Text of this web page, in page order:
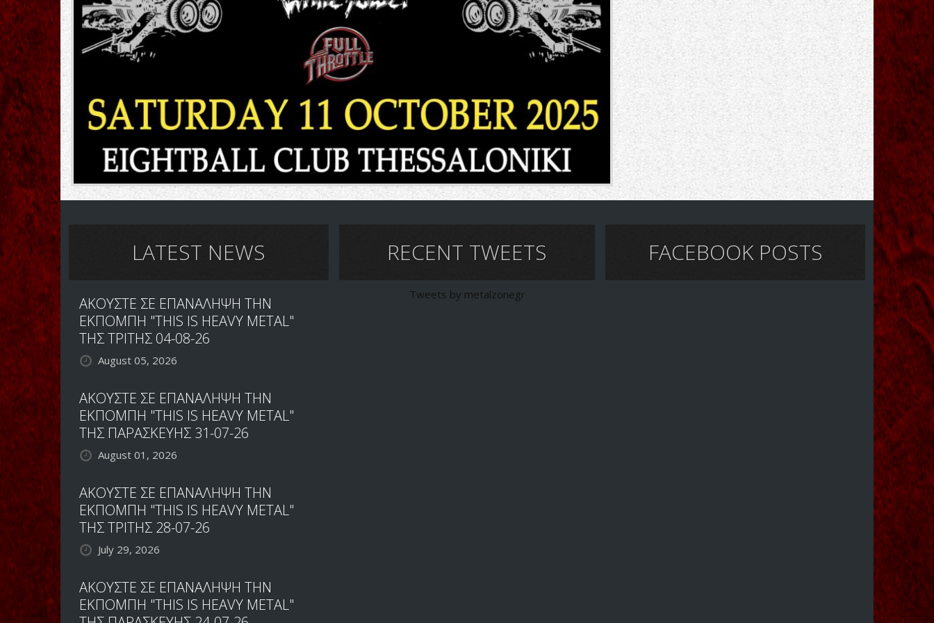
LATEST NEWS
ΑΚΟΥΣΤΕ ΣΕ ΕΠΑΝΑΛΗΨΗ ΤΗΝ
ΕΚΠΟΜΠΗ "THIS IS HEAVY METAL"
ΤΗΣ ΤΡΙΤΗΣ 04-08-26
August 05, 2026
ΑΚΟΥΣΤΕ ΣΕ ΕΠΑΝΑΛΗΨΗ ΤΗΝ
ΕΚΠΟΜΠΗ "THIS IS HEAVY METAL"
ΤΗΣ ΠΑΡΑΣΚΕΥΗΣ 31-07-26
August 01, 2026
ΑΚΟΥΣΤΕ ΣΕ ΕΠΑΝΑΛΗΨΗ ΤΗΝ
ΕΚΠΟΜΠΗ "THIS IS HEAVY METAL"
ΤΗΣ ΤΡΙΤΗΣ 28-07-26
July 29, 2026
ΑΚΟΥΣΤΕ ΣΕ ΕΠΑΝΑΛΗΨΗ ΤΗΝ
ΕΚΠΟΜΠΗ "THIS IS HEAVY METAL"
RECENT TWEETS
Tweets by metalzonegr
FACEBOOK POSTS